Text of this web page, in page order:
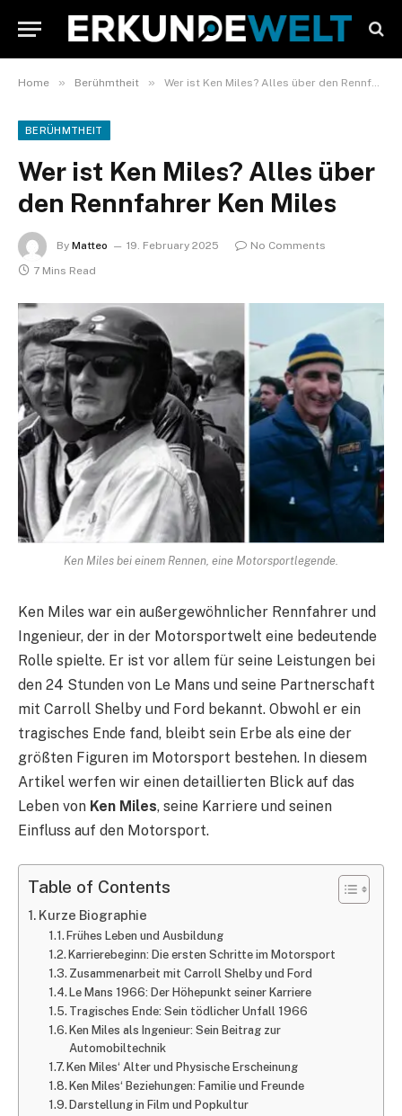
Home » Berühmtheit » Wer ist Ken Miles? Alles über den Rennfahrer Ken Miles
BERÜHMTHEIT
Wer ist Ken Miles? Alles über
den Rennfahrer Ken Miles
By Matteo 19. February 2025
No Comments
7 Mins Read
Ken Miles bei einem Rennen, eine Motorsportlegende.
Ken Miles war ein außergewöhnlicher Rennfahrer und
Ingenieur, der in der Motorsportwelt eine bedeutende
Rolle spielte. Er ist vor allem für seine Leistungen bei
den 24 Stunden von Le Mans und seine Partnerschaft
mit Carroll Shelby und Ford bekannt. Obwohl er ein
tragisches Ende fand, bleibt sein Erbe als eine der
größten Figuren im Motorsport bestehen. In diesem
Artikel werfen wir einen detaillierten Blick auf das
Leben von Ken Miles, seine Karriere und seinen
Einfluss auf den Motorsport.
Table of Contents
Kurze Biographie
Frühes Leben und Ausbildung
Karrierebeginn: Die ersten Schritte im Motorsport
Zusammenarbeit mit Carroll Shelby und Ford
Le Mans 1966: Der Höhepunkt seiner Karriere
Tragisches Ende: Sein tödlicher Unfall 1966
Ken Miles als Ingenieur: Sein Beitrag zur
Automobiltechnik
Ken Miles‘ Alter und Physische Erscheinung
Ken Miles‘ Beziehungen: Familie und Freunde
Darstellung in Film und Popkultur